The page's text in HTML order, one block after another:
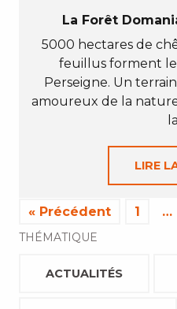
La Forêt
5000 hectares de
feuillus forment le
Perseigne. Un
amoureux de la
LIRE
« Précédent 1 …
THÉMATIQUE
ACTUALITÉS